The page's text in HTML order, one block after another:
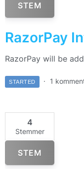
STEM
RazorPay
RazorPay will be
STARTED 1
4
Stemmer
STEM